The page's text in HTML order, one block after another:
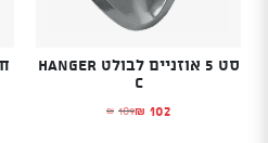
סט 5 אוזניים לבולט HANGER
C
₪ 109
המחיר המקורי היה: ₪109.₪ 102 המחיר הנוכחי הוא: ₪102.